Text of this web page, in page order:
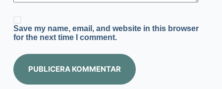
Save my name, email, and website in this browser
for the next time I comment.
PUBLICERA KOMMENTAR